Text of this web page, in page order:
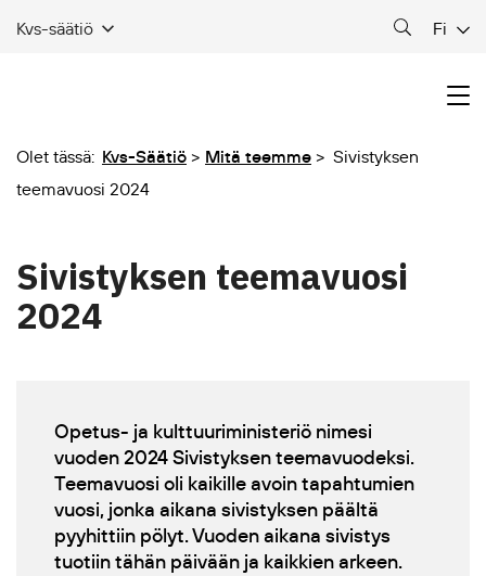
Kvs-säätiö Fi
Olet tässä: Kvs-Säätiö Mitä teemme
Sivistyksen
teemavuosi 2024
Sivistyksen teemavuosi
2024
Opetus- ja kulttuuriministeriö nimesi
vuoden 2024 Sivistyksen teemavuodeksi.
Teemavuosi oli kaikille avoin tapahtumien
vuosi, jonka aikana sivistyksen päältä
pyyhittiin pölyt. Vuoden aikana sivistys
tuotiin tähän päivään ja kaikkien arkeen.